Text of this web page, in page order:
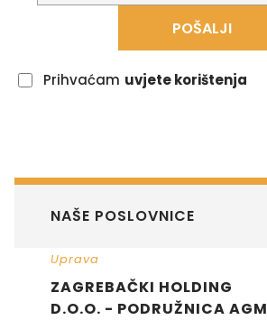
POŠALJI
Prihvaćam uvjete korištenja
NAŠE POSLOVNICE
Uprava
ZAGREBAČKI HOLDING
D.O.O. - PODRUŽNICA AGM